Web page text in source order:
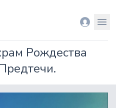
Вход
Рождества